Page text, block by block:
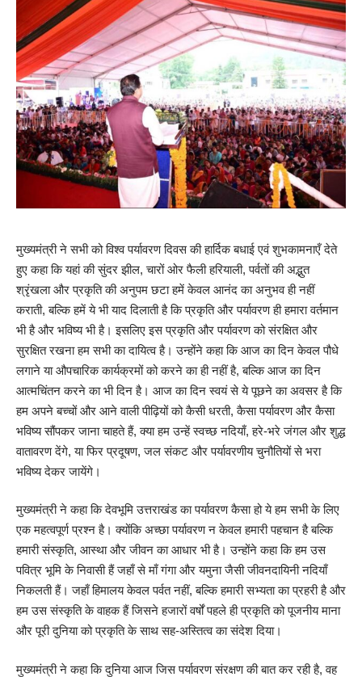
मुख्यमंत्री ने सभी को विश्व पर्यावरण दिवस की हार्दिक बधाई एवं शुभकामनाएँ देते
हुए कहा कि यहां की सुंदर झील, चारों ओर फैली हरियाली, पर्वतों की अद्भुत
श्रृंखला और प्रकृति की अनुपम छटा हमें केवल आनंद का अनुभव ही नहीं
कराती, बल्कि हमें ये भी याद दिलाती है कि प्रकृति और पर्यावरण ही हमारा वर्तमान
भी है और भविष्य भी है। इसलिए इस प्रकृति और पर्यावरण को संरक्षित और
सुरक्षित रखना हम सभी का दायित्व है। उन्होंने कहा कि आज का दिन केवल पौधे
लगाने या औपचारिक कार्यक्रमों को करने का ही नहीं है, बल्कि आज का दिन
आत्मचिंतन करने का भी दिन है। आज का दिन स्वयं से ये पूछने का अवसर है कि
हम अपने बच्चों और आने वाली पीढ़ियों को कैसी धरती, कैसा पर्यावरण और कैसा
भविष्य सौंपकर जाना चाहते हैं, क्या हम उन्हें स्वच्छ नदियाँ, हरे-भरे जंगल और शुद्ध
वातावरण देंगे, या फिर प्रदूषण, जल संकट और पर्यावरणीय चुनौतियों से भरा
भविष्य देकर जायेंगे।
मुख्यमंत्री ने कहा कि देवभूमि उत्तराखंड का पर्यावरण कैसा हो ये हम सभी के लिए
एक महत्वपूर्ण प्रश्न है। क्योंकि अच्छा पर्यावरण न केवल हमारी पहचान है बल्कि
हमारी संस्कृति, आस्था और जीवन का आधार भी है। उन्होंने कहा कि हम उस
पवित्र भूमि के निवासी हैं जहाँ से माँ गंगा और यमुना जैसी जीवनदायिनी नदियाँ
निकलती हैं। जहाँ हिमालय केवल पर्वत नहीं, बल्कि हमारी सभ्यता का प्रहरी है और
हम उस संस्कृति के वाहक हैं जिसने हजारों वर्षों पहले ही प्रकृति को पूजनीय माना
और पूरी दुनिया को प्रकृति के साथ सह-अस्तित्व का संदेश दिया।
मुख्यमंत्री ने कहा कि दुनिया आज जिस पर्यावरण संरक्षण की बात कर रही है, वह